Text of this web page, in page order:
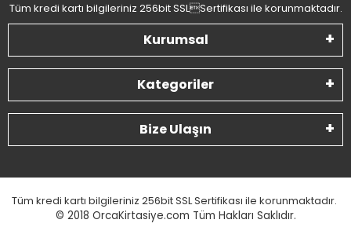
Tüm kredi kartı bilgileriniz 256bit SSLSertifikası ile korunmaktadır.
Kurumsal
Kategoriler
Bize Ulaşın
Tüm kredi kartı bilgileriniz 256bit SSL Sertifikası ile korunmaktadır.
© 2018 OrcaKirtasiye.com Tüm Hakları Saklıdır.